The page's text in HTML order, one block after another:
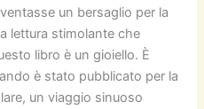
un bersaglio per la
lettura stimolante che
libro è un gioiello. È
è stato pubblicato per la
un viaggio sinuoso